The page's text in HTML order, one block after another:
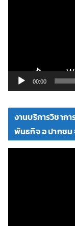
ดี
โ
00:00
งานบริการวิชาก
พันธกิจ อ ปากชม